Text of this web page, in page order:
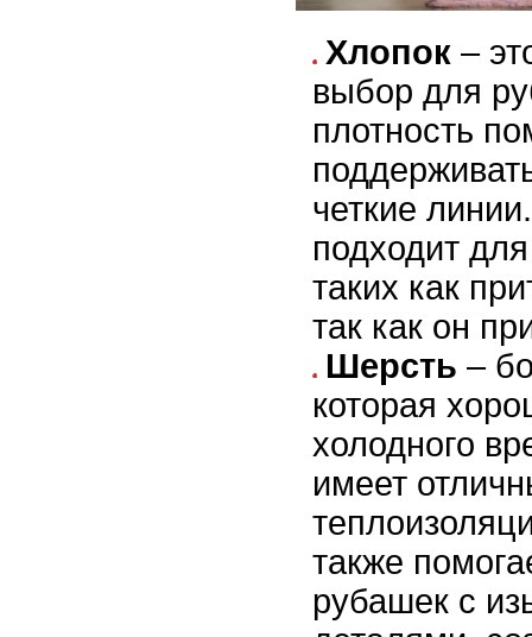
Хлопок –
выбор для
плотность
четкие
подходит
таких как
так как он
Шерсть –
которая
холодного
имеет
также
рубашек с